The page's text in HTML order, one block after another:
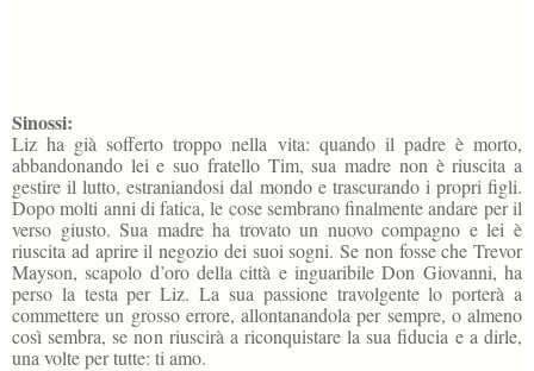
Sinossi:
Liz ha già sofferto troppo nella vita: quando il padre è morto,
abbandonando lei e suo fratello Tim, sua madre non è riuscita a
gestire il lutto, estraniandosi dal mondo e trascurando i propri figli.
Dopo molti anni di fatica, le cose sembrano finalmente andare per il
verso giusto. Sua madre ha trovato un nuovo compagno e lei è
riuscita ad aprire il negozio dei suoi sogni. Se non fosse che Trevor
Mayson, scapolo d’oro della città e inguaribile Don Giovanni, ha
perso la testa per Liz. La sua passione travolgente lo porterà a
commettere un grosso errore, allontanandola per sempre, o almeno
così sembra, se non riuscirà a riconquistare la sua fiducia e a dirle,
una volte per tutte: ti amo.